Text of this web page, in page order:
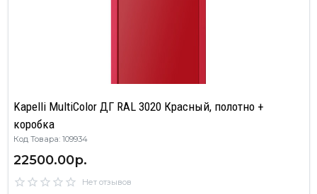
Kapelli MultiColor ДГ RAL 3020 Красный, полотно +
коробка
Код Товара: 109934
22500.00р.
Нет отзывов